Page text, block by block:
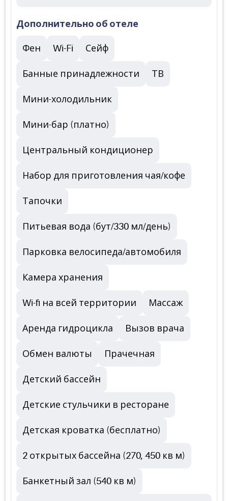
Дополнительно об отеле
Фен Wi-Fi Сейф
Банные принадлежности ТВ
Мини-холодильник
Мини-бар (платно)
Центральный кондиционер
Набор для приготовления чая/кофе
Тапочки
Питьевая вода (бут/330 мл/день)
Парковка велосипеда/автомобиля
Камера хранения
Wi-fi на всей территории Массаж
Аренда гидроцикла Вызов врача
Обмен валюты Прачечная
Детский бассейн
Детские стульчики в ресторане
Детская кроватка (бесплатно)
2 открытых бассейна (270, 450 кв м)
Банкетный зал (540 кв м)